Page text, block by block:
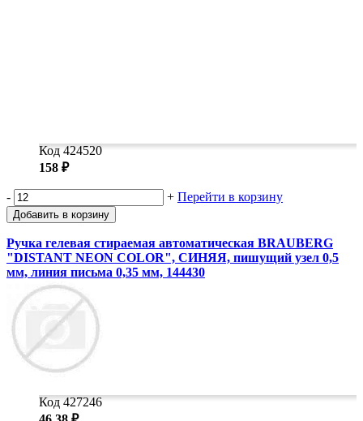
Код 424520
158 ₽
- + Перейти в корзину
Добавить в корзину
Ручка гелевая стираемая автоматическая BRAUBERG
"DISTANT NEON COLOR", СИНЯЯ, пишущий узел 0,5
мм, линия письма 0,35 мм, 144430
Код 427246